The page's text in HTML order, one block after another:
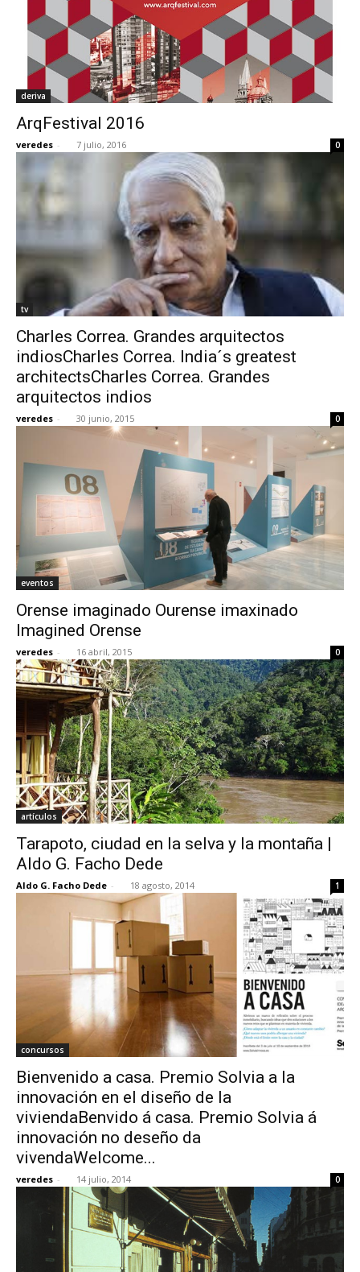
deriva
ArqFestival 2016
veredes - 7 julio, 2016 0
tv
Charles Correa. Grandes arquitectos
indiosCharles Correa. India´s greatest
architectsCharles Correa. Grandes
arquitectos indios
veredes - 30 junio, 2015 0
eventos
Orense imaginado Ourense imaxinado
Imagined Orense
veredes - 16 abril, 2015 0
artículos
Tarapoto, ciudad en la selva y la montaña |
Aldo G. Facho Dede
Aldo G. Facho Dede - 18 agosto, 2014 1
concursos
Bienvenido a casa. Premio Solvia a la
innovación en el diseño de la
viviendaBenvido á casa. Premio Solvia á
innovación no deseño da
vivendaWelcome...
veredes - 14 julio, 2014 0